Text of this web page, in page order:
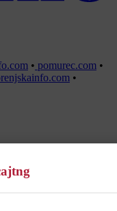
• pomurec.com •
•